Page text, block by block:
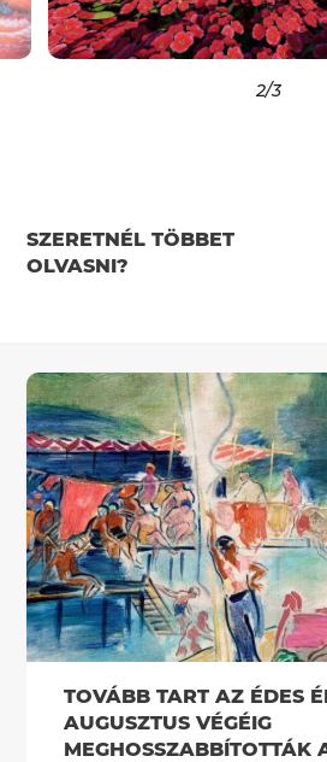
2/3
SZERETNÉL TÖBBET
OLVASNI?
TOVÁBB TART AZ ÉDES
AUGUSZTUS VÉGÉIG
MEGHOSSZABBÍTOTTÁK